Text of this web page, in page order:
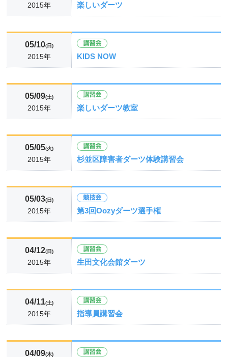
2015年 楽しいダーツ
05/10(日)
2015年 KIDS NOW
05/09(土)
2015年 楽しいダーツ教室
05/05(火)
2015年 杉並区障害者ダーツ体験講習会
05/03(日)
2015年 第3回Oozyダーツ選手権
04/12(日)
2015年 生田文化会館ダーツ
04/11(土)
2015年 指導員講習会
04/09(木)